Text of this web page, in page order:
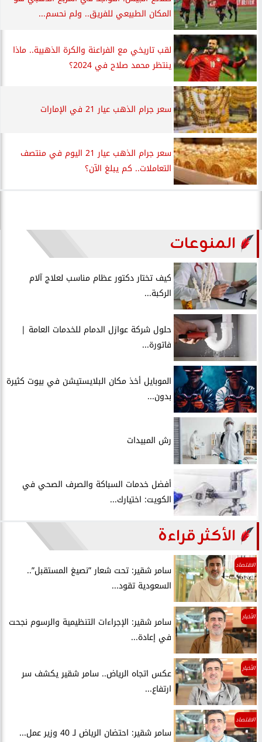
المكان الطبيعي للفريق.. ولم نحسم...
لقب تاريخي مع الفراعنة والكرة الذهبية.. ماذا
ينتظر محمد صلاح في 2024؟
سعر جرام الذهب عيار 21 في الإمارات
سعر جرام الذهب عيار 21 اليوم في منتصف
التعاملات.. كم يبلغ الآن؟
المنوعات
كيف تختار دكتور عظام مناسب لعلاج آلام
الركبة...
حلول شركة عوازل الدمام للخدمات العامة |
فاتورة...
الموبايل أخذ مكان البلايستيشن في بيوت كثيرة
بدون...
رش المبيدات
أفضل خدمات السباكة والصرف الصحي في
الكويت: اختيارك...
الأكثر قراءة
الاقتصاد
سامر شقير: تحت شعار ”نصيغ المستقبل”..
السعودية تقود...
الأخبار
سامر شقير: الإجراءات التنظيمية والرسوم نجحت
في إعادة...
الأخبار
عكس اتجاه الرياض.. سامر شقير يكشف سر
ارتفاع...
الاقتصاد
سامر شقير: احتضان الرياض لـ 40 وزير عمل...